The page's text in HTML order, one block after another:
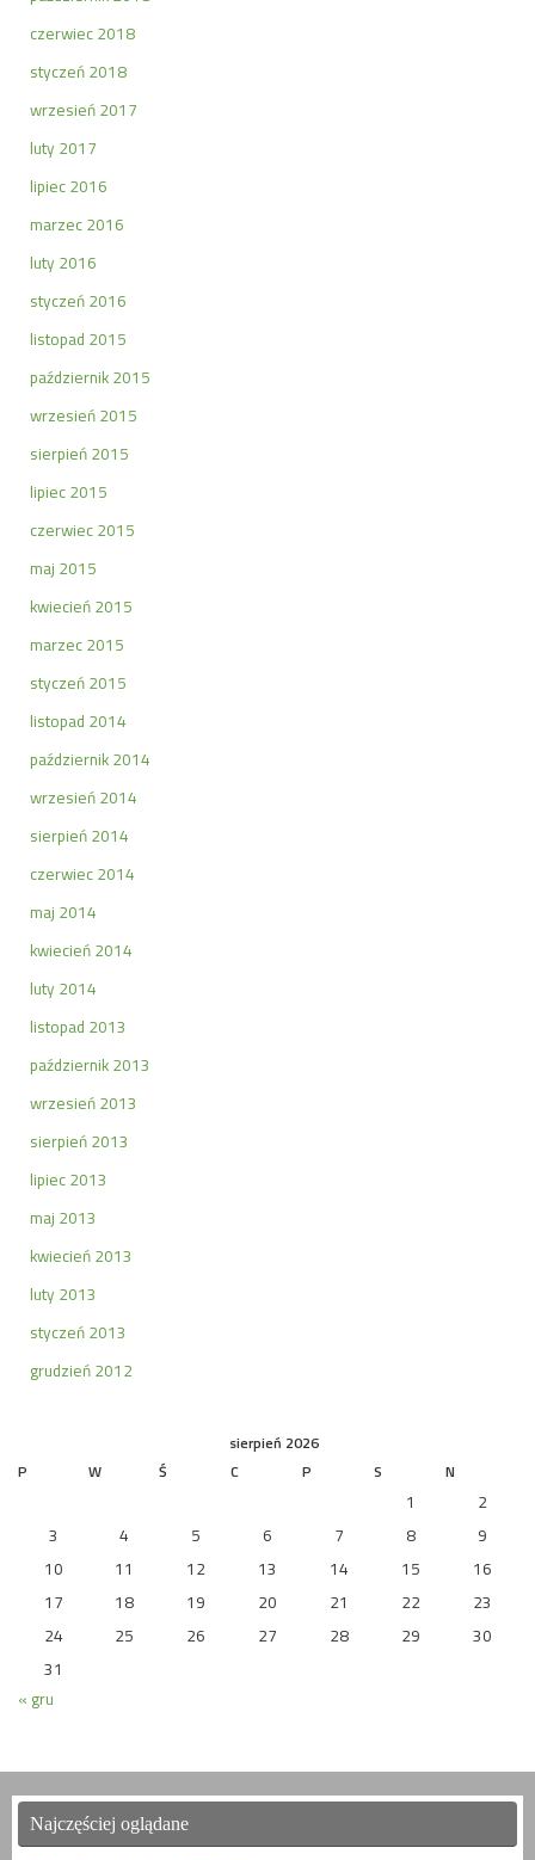
czerwiec 2018
styczeń 2018
wrzesień 2017
luty 2017
lipiec 2016
marzec 2016
luty 2016
styczeń 2016
listopad 2015
październik 2015
wrzesień 2015
sierpień 2015
lipiec 2015
czerwiec 2015
maj 2015
kwiecień 2015
marzec 2015
styczeń 2015
listopad 2014
październik 2014
wrzesień 2014
sierpień 2014
czerwiec 2014
maj 2014
kwiecień 2014
luty 2014
listopad 2013
październik 2013
wrzesień 2013
sierpień 2013
lipiec 2013
maj 2013
kwiecień 2013
luty 2013
styczeń 2013
grudzień 2012
sierpień 2026
P
W Ś C P S N
1
2
3
4 5 6 7 8
9
10
11 12 13 14 15
16
17
18 19 20 21 22
23
24
25 26 27 28 29
30
31
« gru
Najczęściej oglądane